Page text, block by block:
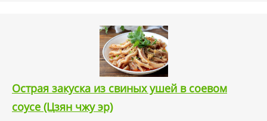
Острая закуска из свиных ушей в соевом
соусе (Цзян чжу эр)